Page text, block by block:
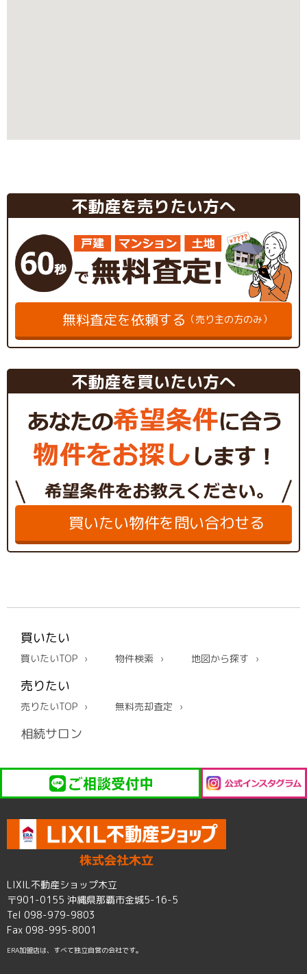
不動産を売りたい方へ
無料査定を依頼する （売り主の方のみ）
不動産を買いたい方へ
買いたい物件を問い合わせる
買いたい
買いたいTOP 物件検索 地図から探す
売りたい
売りたいTOP 無料売却査定
相続サロン
LIXIL不動産ショップ木立
〒901-0155 沖縄県那覇市金城5-16-5
Tel 098-979-9803
Fax 098-995-8001
ERA加盟店は、すべて独立自営の会社です。